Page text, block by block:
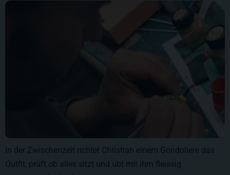
In der Zwischenzeit richtet Christian einem Gondoliere das
Outfit, prüft ob alles sitzt und übt mit ihm fleissig